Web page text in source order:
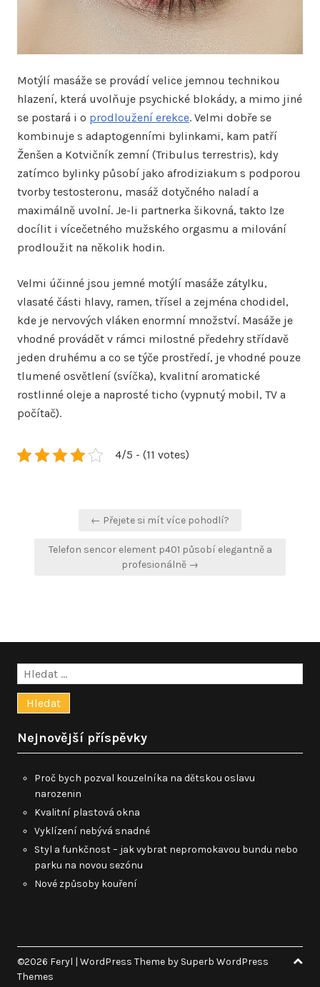
Motýlí masáže se provádí velice jemnou technikou
hlazení, která uvolňuje psychické blokády, a mimo jiné
se postará i o prodloužení erekce. Velmi dobře se
kombinuje s adaptogenními bylinkami, kam patří
Ženšen a Kotvičník zemní (Tribulus terrestris), kdy
zatímco bylinky působí jako afrodiziakum s podporou
tvorby testosteronu, masáž dotyčného naladí a
maximálně uvolní. Je-li partnerka šikovná, takto lze
docílit i vícečetného mužského orgasmu a milování
prodloužit na několik hodin.
Velmi účinné jsou jemné motýlí masáže zátylku,
vlasaté části hlavy, ramen, třísel a zejména chodidel,
kde je nervových vláken enormní množství. Masáže je
vhodné provádět v rámci milostné předehry střídavě
jeden druhému a co se týče prostředí, je vhodné pouze
tlumené osvětlení (svíčka), kvalitní aromatické
rostlinné oleje a naprosté ticho (vypnutý mobil, TV a
počítač).
4/5 - (11 votes)
Navigace
příspěvek
← Přejete si mít více pohodlí?
Telefon sencor element p401 působí elegantně a
profesionálně →
Vyhledávání
Nejnovější příspěvky
Proč bych pozval kouzelníka na dětskou oslavu
narozenin
Kvalitní plastová okna
Vyklízení nebývá snadné
Styl a funkčnost – jak vybrat nepromokavou bundu nebo
parku na novou sezónu
Nové způsoby kouření
©2026 Feryl | WordPress Theme by Superb WordPress
Themes